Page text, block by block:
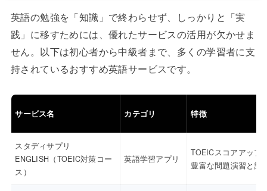
英語の勉強を「知識」で終わらせず、しっかりと「実
践」に移すためには、優れたサービスの活用が欠かせま
せん。以下は初心者から中級者まで、多くの学習者に支
持されているおすすめ英語サービスです。
サービス名 カテゴリ 特徴
スタディサプリ
ENGLISH（TOEIC対策コー
ス）
英語学習アプリ
TOEICスコアアップ
豊富な問題演習と講